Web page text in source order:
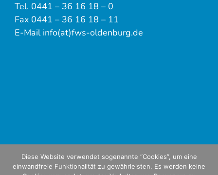
Tel. 0441 – 36 16 18 – 0
Fax 0441 – 36 16 18 – 11
E-Mail info(at)fws-oldenburg.de
Diese Website verwendet sogenannte “Cookies”, um eine
einwandfreie Funktionalität zu gewährleisten. Es werden keine